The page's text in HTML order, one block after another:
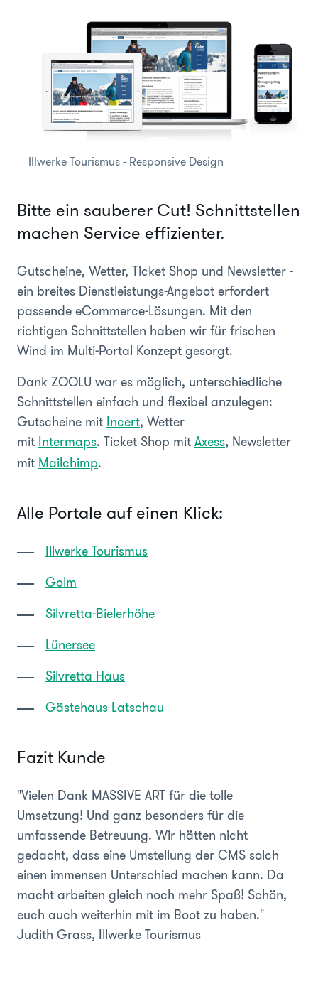
Illwerke Tourismus - Responsive Design
Bitte ein sauberer Cut! Schnittstellen
machen Service effizienter.
Gutscheine, Wetter, Ticket Shop und Newsletter -
ein breites Dienstleistungs-Angebot erfordert
passende eCommerce-Lösungen. Mit den
richtigen Schnittstellen haben wir für frischen
Wind im Multi-Portal Konzept gesorgt.
Dank ZOOLU war es möglich, unterschiedliche
Schnittstellen einfach und flexibel anzulegen:
Gutscheine mit Incert, Wetter
mit Intermaps. Ticket Shop mitAxess, Newsletter
mit Mailchimp.
Alle Portale auf einen Klick:
Illwerke Tourismus
Golm
Silvretta-Bielerhöhe
Lünersee
Silvretta Haus
Gästehaus Latschau
Fazit Kunde
"Vielen Dank MASSIVE ART für die tolle
Umsetzung! Und ganz besonders für die
umfassende Betreuung. Wir hätten nicht
gedacht, dass eine Umstellung der CMS solch
einen immensen Unterschied machen kann. Da
macht arbeiten gleich noch mehr Spaß! Schön,
euch auch weiterhin mit im Boot zu haben."
Judith Grass, Illwerke Tourismus